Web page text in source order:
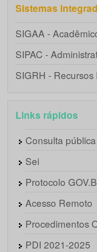
Sistemas
SIGAA -
SIPAC -
SIGRH -
Links rápidos
Consulta
Sei
Protocolo
Acesso Remoto
Procedimentos
PDI 2021-2025